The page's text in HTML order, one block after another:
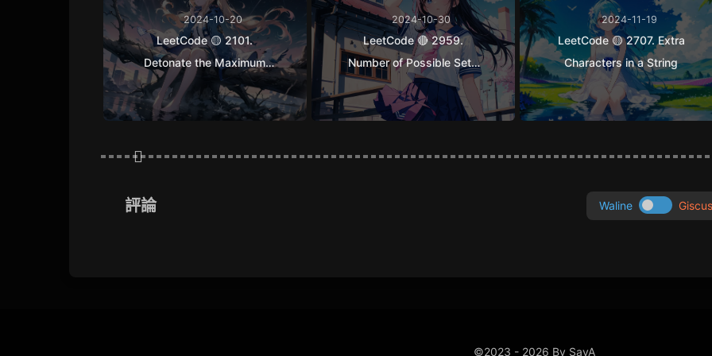
2024-10-20
LeetCode 🟡 2101.
Detonate the Maximum
Bombs
2024-10-30
LeetCode 🔴 2959.
Number of Possible Sets
of Closing Branches
2024-11-19
LeetCode 🟡 2707. Extra
Characters in a String
評論 Waline Giscus
©2023 - 2026 By SayA